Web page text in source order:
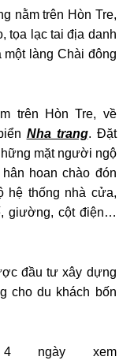
nằm trên Hòn Tre,
tọa lạc tai địa danh
làng Chài đông
trên Hòn Tre, về
Nha trang. Đặt
mặt người ngộ
hoan chào đón
hệ thống nhà cửa,
giường, cột điện…
đầu tư xây dựng
cho du khách bốn
ngày xem